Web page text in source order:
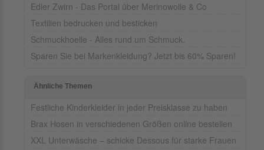
Edler Zwirn - Das Portal über Merinowolle & Co
Textilien bedrucken und besticken
Schmuckhoelle - Alles rund um Schmuck.
Sparen Sie bei Markenkleidung? Jetzt bis 60% Sparen!
Ähnliche Themen
Festliche Kinderkleider in jeder Preisklasse zu haben
Brax Hosen in verschiedenen Größen online bestellen
XXL Unterwäsche – schicke Dessous für starke Frauen